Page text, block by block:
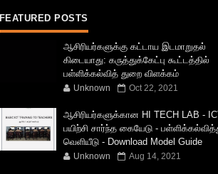
FEATURED POSTS
ஆசிரியர்களுக்கு கட்டாய இடமாறுதல்
கிடையாது: கருத்துக்கேட்பு கூட்டத்தில்
பள்ளிக்கல்வித் துறை விளக்கம்
Unknown Oct 22, 2021
ஆசிரியர்களுக்கான HI TECH LAB -
பயிற்சி சார்ந்த கையேடு -
வெளியீடு - Download Model Guide
Unknown Aug 14, 2021